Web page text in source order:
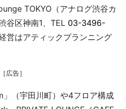
TOKYO（アナログ渋谷カ
谷区神南1、TEL 03-3496-
営はアティックプランニング
［広告］
（宇田川町）や4フロア構成